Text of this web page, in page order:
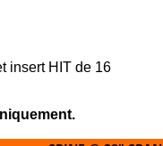
insert HIT de 16